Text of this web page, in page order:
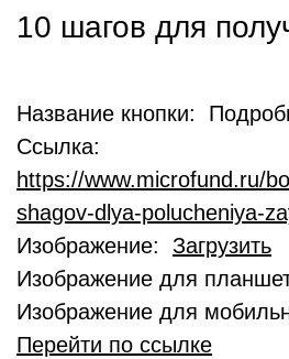
10 шагов для
Название кнопки:
Ссылка:
https://www.microfund.ru/
shagov-dlya-polucheniya-
Изображение: Загрузить
Изображение для
Изображение для
Перейти по ссылке